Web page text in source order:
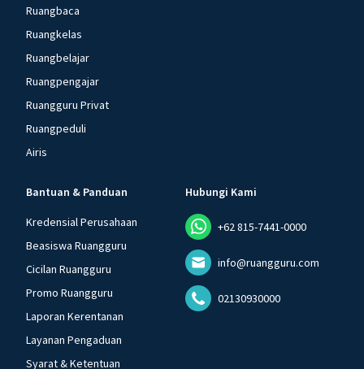
Ruangbaca
Ruangkelas
Ruangbelajar
Ruangpengajar
Ruangguru Privat
Ruangpeduli
Airis
Bantuan & Panduan
Kredensial Perusahaan
Beasiswa Ruangguru
Cicilan Ruangguru
Promo Ruangguru
Laporan Kerentanan
Layanan Pengaduan
Syarat & Ketentuan
Hubungi Kami
+62 815-7441-0000
info@ruangguru.com
02130930000